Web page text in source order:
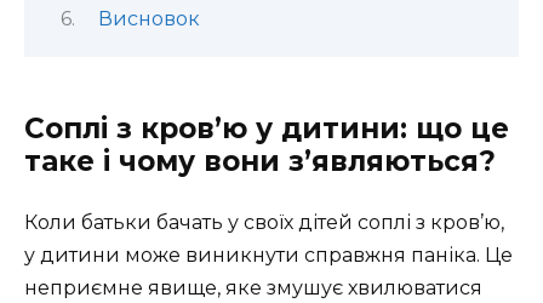
Висновок
Соплі з кров’ю у дитини: що це
таке і чому вони з’являються?
Коли батьки бачать у своїх дітей соплі з кров’ю,
у дитини може виникнути справжня паніка. Це
неприємне явище, яке змушує хвилюватися